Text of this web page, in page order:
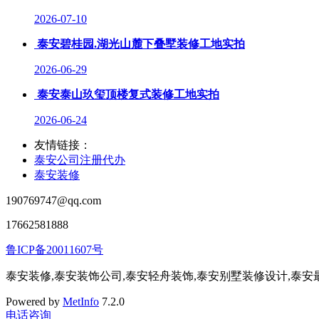
2026-07-10
泰安碧桂园.湖光山麓下叠墅装修工地实拍
2026-06-29
泰安泰山玖玺顶楼复式装修工地实拍
2026-06-24
友情链接：
泰安公司注册代办
泰安装修
190769747@qq.com
17662581888
鲁ICP备20011607号
泰安装修,泰安装饰公司,泰安轻舟装饰,泰安别墅装修设计,泰安
Powered by MetInfo 7.2.0
电话咨询